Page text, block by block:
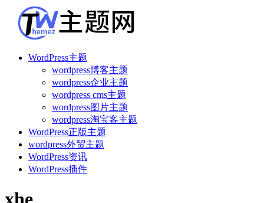
WordPress主题
wordpress博客主题
wordpress企业主题
wordpress cms主题
wordpress图片主题
wordpress淘宝客主题
WordPress正版主题
wordpress外贸主题
WordPress资讯
WordPress插件